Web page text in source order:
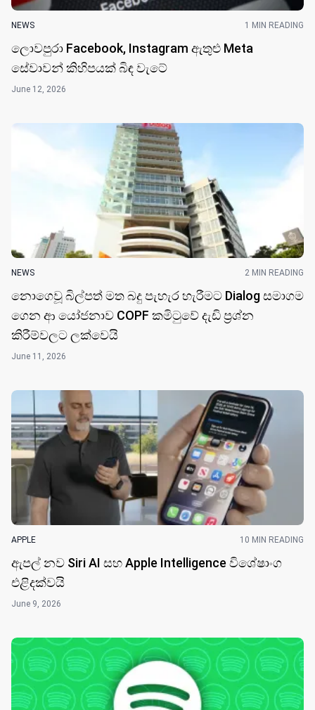
NEWS 1 MIN READING
ලොවපුරා Facebook, Instagram ඇතුළු Meta
සේවාවන් කිහිපයක් බිඳ වැටේ
June 12, 2026
NEWS 2 MIN READING
නොගෙවූ බිල්පත් මත බදු පැහැර හැරීමට Dialog සමාගම
ගෙන ආ යෝජනාව COPF කමිටුවේ දැඩි ප්‍රශ්න
කිරීම්වලට ලක්වෙයි
June 11, 2026
APPLE 10 MIN READING
ඇපල් නව Siri AI සහ Apple Intelligence විශේෂාංග
එළිදක්වයි
June 9, 2026